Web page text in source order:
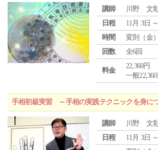
講師
川野 文
日程
11月 3日
時間
変則（金
回数
全6回
料金
22,360円
一般
手相初級実習 ～手相の実践テクニックを身に
講師
川野 文
日程
11月 3日